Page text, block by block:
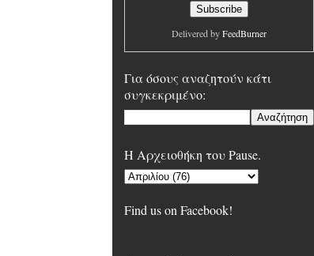
Delivered byFeedBurner
Για όσους αναζητούν κάτι
συγκεκριμένο:
H Αρχειοθήκη του Pause.
Find us on Facebook!